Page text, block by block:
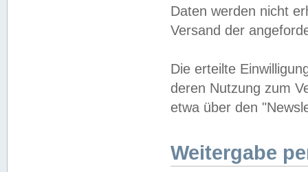
Daten werden nicht
Versand der
Die erteilte
deren Nutzung zum
etwa über den
Weitergabe